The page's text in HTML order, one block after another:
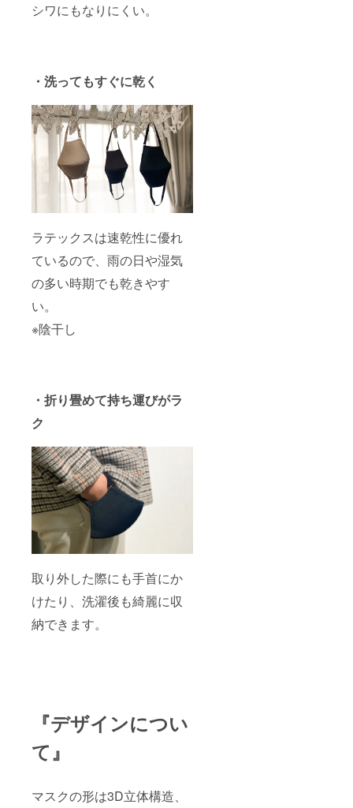
シワにもなりにくい。
・洗ってもすぐに乾く
ラテックスは速乾性に優れ
ているので、雨の日や湿気
の多い時期でも乾きやす
い。
※陰干し
・折り畳めて持ち運びがラ
ク
取り外した際にも手首にか
けたり、洗濯後も綺麗に収
納できます。
『デザインについ
て』
マスクの形は3D立体構造、